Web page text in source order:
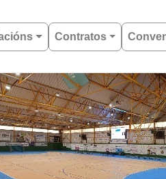
Contratos